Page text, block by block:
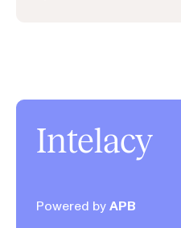
Intelacy
Powered by APB